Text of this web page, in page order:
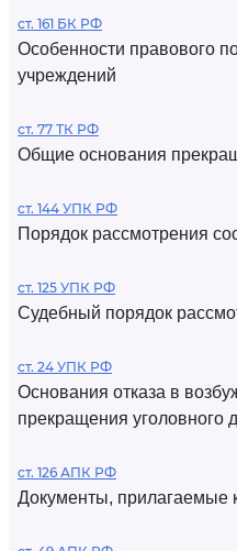
ст. 161 БК РФ
Особенности правового
учреждений
ст. 77 ТК РФ
Общие основания
ст. 144 УПК РФ
Порядок рассмотрения
ст. 125 УПК РФ
Судебный порядок
ст. 24 УПК РФ
Основания отказа в
прекращения уголовного
ст. 126 АПК РФ
Документы, прилагаемые